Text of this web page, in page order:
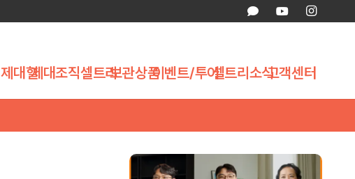
제대혈제대조직셀트리보관상품이벤트/투어셀트리소식고객센터